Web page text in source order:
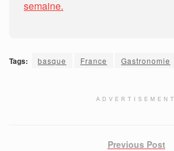
semaine.
Tags: basque France Gastronomie
ADVERTISEMENT
Previous Post